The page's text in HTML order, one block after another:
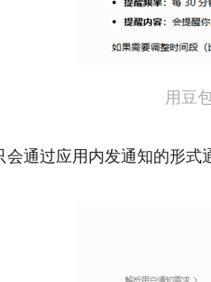
用豆
会通过应用内发通知的形式